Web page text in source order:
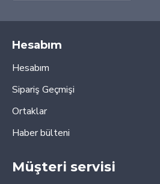
Hesabım
Hesabım
Sipariş Geçmişi
Ortaklar
Haber bülteni
Müşteri servisi